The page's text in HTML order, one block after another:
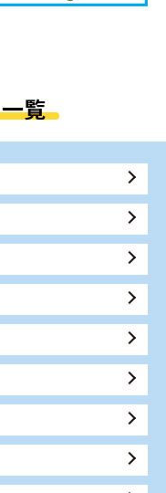
覧